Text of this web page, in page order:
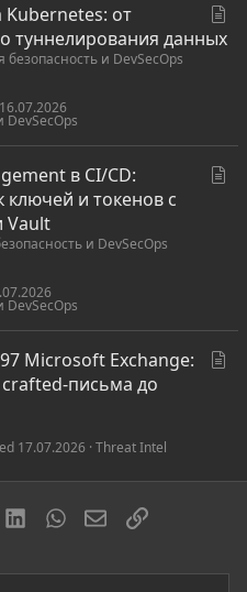
т
Kubernetes: от
туннелирования данных
безопасность и DevSecOps
DevSecOps
16.07.2026
в CI/CD:
ключей и токенов с
Vault
и DevSecOps
DevSecOps
я
Microsoft Exchange:
crafted-письма до
Threat Intel
17.07.2026
LinkedInWhatsAppЭлектронная
Ссылка